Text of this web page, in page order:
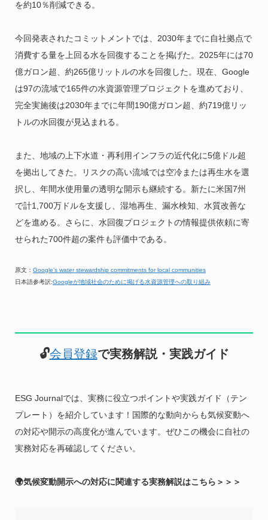
を約10％削減できる。
今回発表されたコミットメントでは、2030年までに自社拠点で
消費する量を上回る水を回復することを掲げた。2025年には70
億ガロン超、約265億リットルの水を回復した。現在、Google
は97の流域で165件の水資源管理プロジェクトを進めており、
完全実施後は2030年までに年間190億ガロン超、約719億リッ
トルの水回復が見込まれる。
また、地域の上下水道・再利用インフラの近代化に5億ドル超
を拠出してきた。リスクの高い流域では空冷または再生水を選
択し、年間水使用量の透明な開示も継続する。新たに米国7州
で計1,700万ドルを支援し、湿地再生、漏水検知、水質改善な
どを進める。さらに、水回復プロジェクトの情報提供依頼に寄
せられた700件超の案件も評価中である。
原文： Google’s water stewardship commitments for local communities
日本語参考訳:Googleが地域社会のために掲げる水資源管理への取り組み
🔓会員登録で実務解説・実践ガイド
ESG Journalでは、実務に役立つポイントや実践ガイド（テン
プレート）を紹介しています！国際的な動向からも気候変動へ
の対応や開示の高度化が進んでいます。ぜひこの機会に自社の
実務対応を再確認してください。
🌍気候変動開示への対応に関連する実務解説はこちら＞＞＞